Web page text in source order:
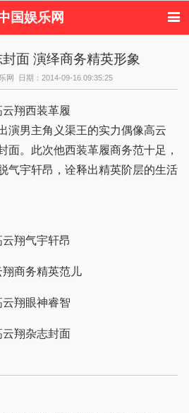
国娱乐网
综艺节目
偶像活动
面 演绎商务精英形象
网 日期：2014-09-16 09:35:25
云翔西装革履
男主角义渠王的实力偶像高云
面。此次他西装革履商务范十足，
气宇轩昂，诠释出精英阶层的生活
云翔气宇轩昂
翔商务精英范儿
云翔眼神睿智
云翔杂志封面